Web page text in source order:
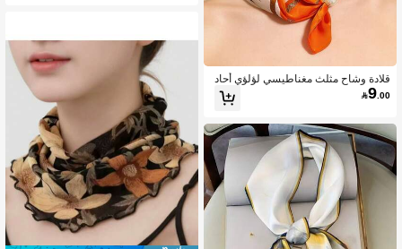
قلادة وشاح مثلث مغناطيسي لؤلؤي أحاد
ي اللون قطعة واحدة، سلسلة زخرفية متع
9.00